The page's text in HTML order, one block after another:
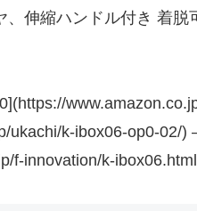
伸縮ハンドル付き 着
ukachi/k-ibox06-op0-02/)
f-innovation/k-